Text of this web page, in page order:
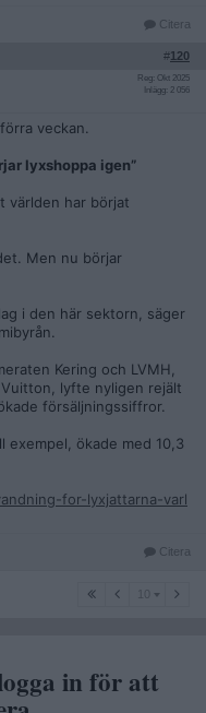
Citera
#120
Reg: Okt 2025
Inlägg: 2 056
veckan.
lyxshoppa igen”
världen har börjat
Men nu börjar
i den här sektorn, säger
Kering och LVMH,
lyfte nyligen rejält
försäljningssiffror.
exempel, ökade med 10,3
for-lyxjattarna-varl
Citera
in för att